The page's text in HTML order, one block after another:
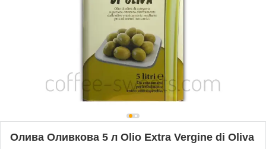
Олива Оливкова 5 л Olio Extra Vergine di Oliva